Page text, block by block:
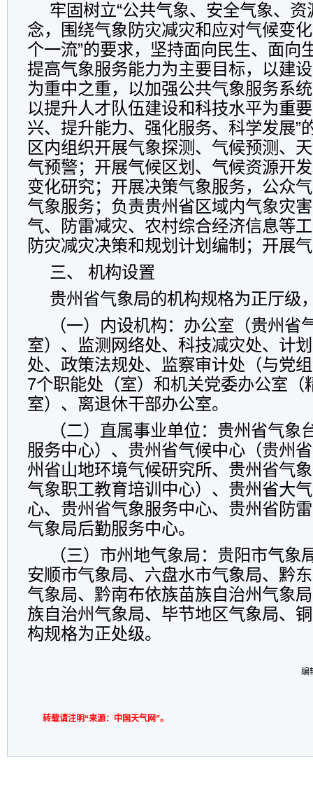
牢固树立“公共气象、安全气象、资
念，围绕气象防灾减灾和应对气候变
个一流”的要求，坚持面向民生、面向
提高气象服务能力为主要目标，以建
为重中之重，以加强公共气象服务系
以提升人才队伍建设和科技水平为重
兴、提升能力、强化服务、科学发展”
区内组织开展气象探测、气候预测、
气预警；开展气候区划、气候资源开
变化研究；开展决策气象服务，公众
气象服务；负责贵州省区域内气象灾
气、防雷减灾、农村综合经济信息等
防灾减灾决策和规划计划编制；开展
三、 机构设置
贵州省气象局的机构规格为正厅级
（一）内设机构：办公室（贵州省
室）、监测网络处、科技减灾处、计
处、政策法规处、监察审计处（与党
7个职能处（室）和机关党委办公室（
室）、离退休干部办公室。
（二）直属事业单位：贵州省气象
服务中心）、贵州省气候中心（贵州
州省山地环境气候研究所、贵州省气
气象职工教育培训中心）、贵州省大
心、贵州省气象服务中心、贵州省防
气象局后勤服务中心。
（三）市州地气象局：贵阳市气象
安顺市气象局、六盘水市气象局、黔
气象局、黔南布依族苗族自治州气象
族自治州气象局、毕节地区气象局、
构规格为正处级。
编
转载请注明“来源：中国天气网”。